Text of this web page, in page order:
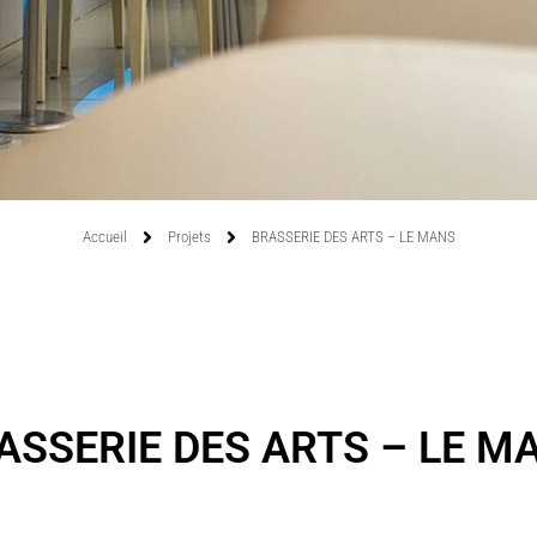
Accueil Projets BRASSERIE DES ARTS – LE MANS
DES ARTS – LE